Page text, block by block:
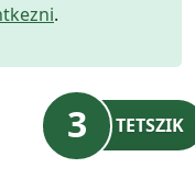
.
3 TETSZIK